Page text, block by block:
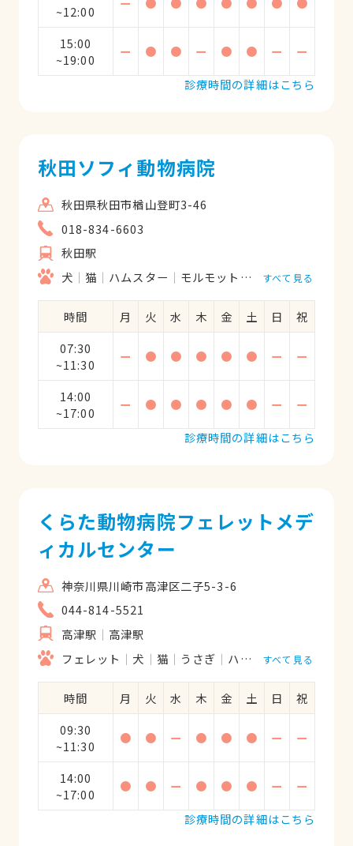
~12:00
15:00
~19:00
ー ● ● ー ● ● ー
ー
診療時間の詳細はこちら
秋田ソフィ動物病院
秋田県秋田市楢山登町3-46
018-834-6603
秋田駅
犬
猫 ハムスター モルモット フェレット
すべて見る
時間 月 火 水 木 金 土 日
祝
07:30
~11:30
ー ● ● ● ● ● ー ー
14:00
~17:00
ー ● ● ● ● ● ー
ー
診療時間の詳細はこちら
くらた動物病院フェレットメデ
ィカルセンター
神奈川県川崎市高津区二子5-3-6
044-814-5521
高津駅
高津駅
フェレット
犬 猫 うさぎ ハムスター モルモッ
すべて見る
時間 月 火 水 木 金 土 日
祝
09:30
~11:30
● ● ー ● ● ● ー ー
14:00
~17:00
● ● ー ● ● ● ー
ー
診療時間の詳細はこちら